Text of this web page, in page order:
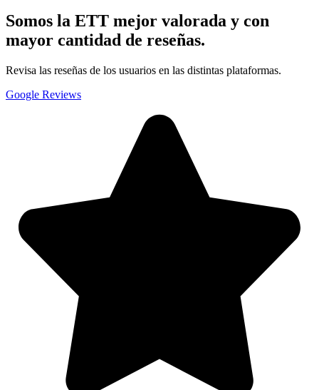
Somos la ETT mejor valorada y con
mayor cantidad de reseñas.
Revisa las reseñas de los usuarios en las distintas plataformas.
Google Reviews